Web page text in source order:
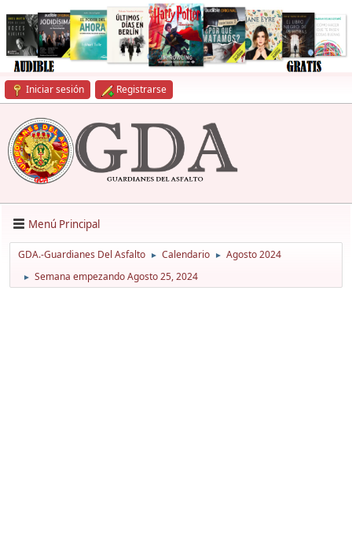
Iniciar sesión Registrarse
Menú Principal
GDA.-Guardianes Del Asfalto ► Calendario ► Agosto 2024
► Semana empezando Agosto 25, 2024